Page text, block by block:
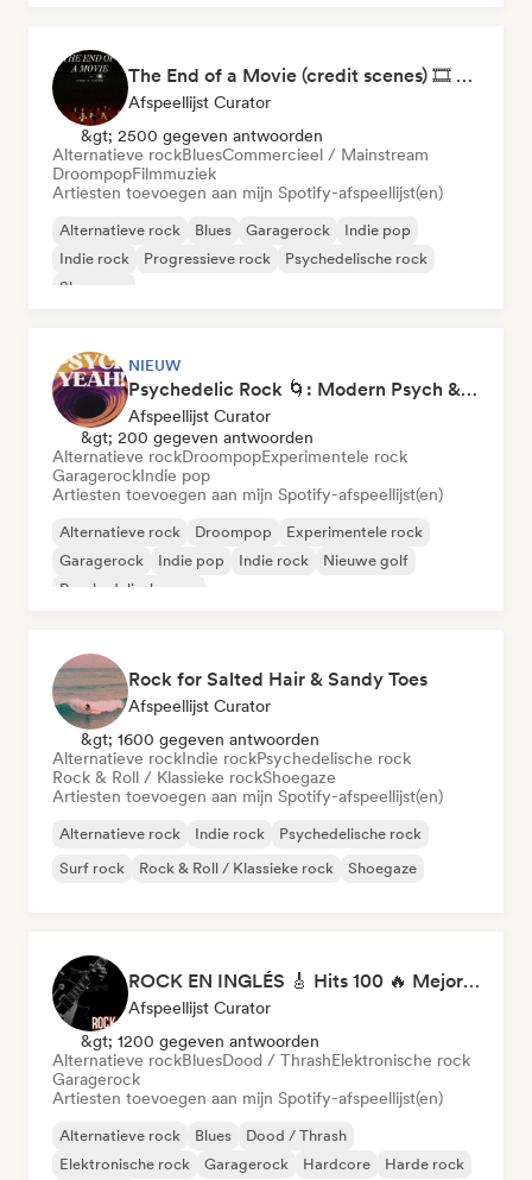
The End of a Movie (credit scenes) 🎞️ Cinematic Dream Pop & Bedroom Indie
Afspeellijst Curator
&gt; 2500 gegeven antwoorden
Alternatieve rockBluesCommercieel / Mainstream
DroompopFilmmuziek
Artiesten toevoegen aan mijn Spotify-afspeellijst(en)
Alternatieve rock Blues Garagerock
Indie pop
Indie rock
Progressieve rock
Psychedelische rock
Shoegaze
NIEUW
Psychedelic Rock 🌀: Modern Psych & Turkish Vibes
Afspeellijst Curator
&gt; 200 gegeven antwoorden
Alternatieve rockDroompopExperimentele rock
GaragerockIndie pop
Artiesten toevoegen aan mijn Spotify-afspeellijst(en)
Alternatieve rock Droompop
Experimentele rock
Garagerock
Indie pop Indie rock
Nieuwe golf
Psychedelische pop
Rock for Salted Hair & Sandy Toes
Afspeellijst Curator
&gt; 1600 gegeven antwoorden
Alternatieve rockIndie rockPsychedelische rock
Rock & Roll / Klassieke rockShoegaze
Artiesten toevoegen aan mijn Spotify-afspeellijst(en)
Alternatieve rock Indie rock
Psychedelische rock
Surf rock
Rock & Roll / Klassieke rock Shoegaze
ROCK EN INGLÉS 🎸 Hits 100 🔥 Mejor Música Rock Internacional ·
Afspeellijst Curator
&gt; 1200 gegeven antwoorden
Alternatieve rockBluesDood / ThrashElektronische rock
Garagerock
Artiesten toevoegen aan mijn Spotify-afspeellijst(en)
Alternatieve rock Blues
Dood / Thrash
Elektronische rock
Garagerock Hardcore
Harde rock